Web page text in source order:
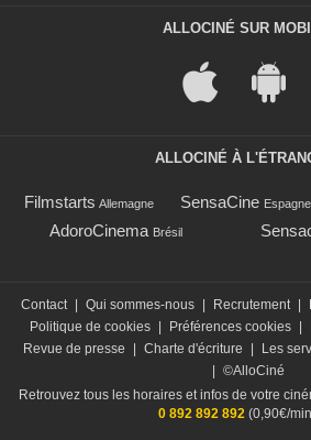
ALLOCINÉ SUR
ALLOCINÉ À
Filmstarts Allemagne SensaCine Espagne
AdoroCinema Brésil
Contact Qui sommes-nous Recrutement
Politique de cookies
Préférences cookies
Revue de presse
Charte d'écriture Les
©AlloCiné
Retrouvez tous les horaires et infos de votre
0 892 892 892(0,90€/